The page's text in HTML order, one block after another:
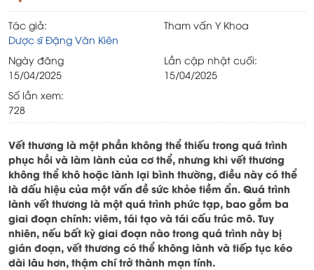
Tác giả:
Dược sĩ Đặng Văn Kiên
Tham vấn Y Khoa
Ngày đăng
15/04/2025
Lần cập nhật cuối:
15/04/2025
Số lần xem:
728
Vết thương là một phần không thể thiếu trong quá trình
phục hồi và làm lành của cơ thể, nhưng khi vết thương
không thể khô hoặc lành lại bình thường, điều này có thể
là dấu hiệu của một vấn đề sức khỏe tiềm ẩn. Quá trình
lành vết thương là một quá trình phức tạp, bao gồm ba
giai đoạn chính: viêm, tái tạo và tái cấu trúc mô. Tuy
nhiên, nếu bất kỳ giai đoạn nào trong quá trình này bị
gián đoạn, vết thương có thể không lành và tiếp tục kéo
dài lâu hơn, thậm chí trở thành mạn tính.